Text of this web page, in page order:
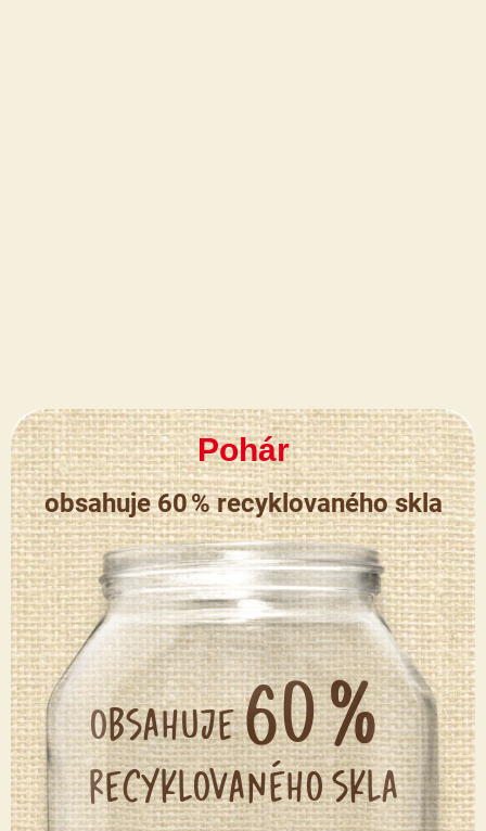
Pohár
obsahuje 60 % recyklovaného skla
obsahuje60 %
recyklovaného skla